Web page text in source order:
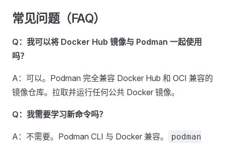
常见问题（FAQ）
Q：我可以将 Docker Hub 镜像与 Podman 一起使用
吗？
A：可以。Podman 完全兼容 Docker Hub 和 OCI 兼容的
镜像仓库。拉取并运行任何公共 Docker 镜像。
Q：我需要学习新命令吗？
A：不需要。Podman CLI 与 Docker 兼容。
podman